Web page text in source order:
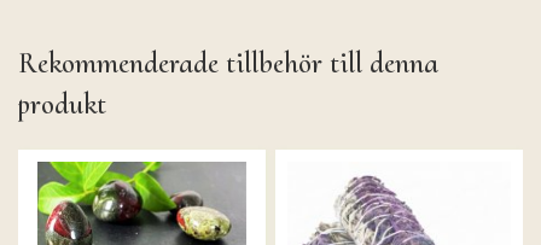
Rekommenderade tillbehör till denna
produkt